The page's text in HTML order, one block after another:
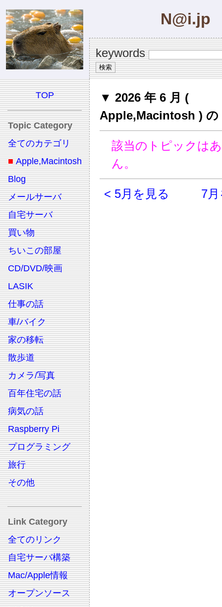
N@i.jp
keywords
TOP
Topic Category
全てのカテゴリ
■ Apple,Macintosh
Blog
メールサーバ
自宅サーバ
買い物
ちいこの部屋
CD/DVD/映画
LASIK
仕事の話
車/バイク
家の移転
散歩道
カメラ/写真
百年住宅の話
病気の話
Raspberry Pi
プログラミング
旅行
その他
Link Category
全てのリンク
自宅サーバ構築
Mac/Apple情報
オープンソース
▼ 2026 年 6 月 (
Apple,Macintosh ) の
該当のトピックは
ん。
< 5月を見る 7